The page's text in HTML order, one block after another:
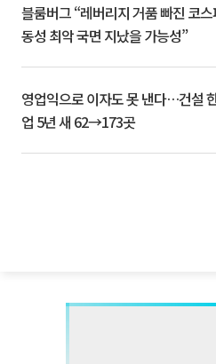
블룸버그 “레버리지 거품 빠진 코스
동성 최악 국면 지났을 가능성”
영업익으로 이자도 못 낸다…건설
업 5년 새 62→173곳